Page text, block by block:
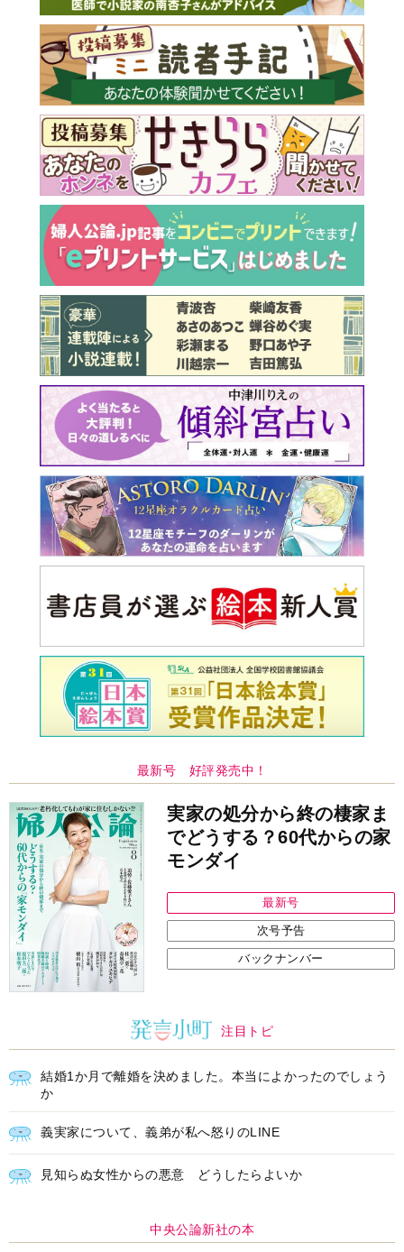
最新号 好評発売中！
実家の処分から終の棲家ま
でどうする？60代からの家
モンダイ
最新号
次号予告
バックナンバー
注目トピ
結婚1か月で離婚を決めました。本当によかったのでしょう
か
義実家について、義弟が私へ怒りのLINE
見知らぬ女性からの悪意 どうしたらよいか
中央公論新社の本